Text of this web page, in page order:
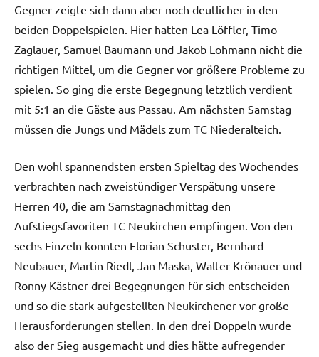
Gegner zeigte sich dann aber noch deutlicher in den
beiden Doppelspielen. Hier hatten Lea Löffler, Timo
Zaglauer, Samuel Baumann und Jakob Lohmann nicht die
richtigen Mittel, um die Gegner vor größere Probleme zu
spielen. So ging die erste Begegnung letztlich verdient
mit 5:1 an die Gäste aus Passau. Am nächsten Samstag
müssen die Jungs und Mädels zum TC Niederalteich.
Den wohl spannendsten ersten Spieltag des Wochendes
verbrachten nach zweistündiger Verspätung unsere
Herren 40, die am Samstagnachmittag den
Aufstiegsfavoriten TC Neukirchen empfingen. Von den
sechs Einzeln konnten Florian Schuster, Bernhard
Neubauer, Martin Riedl, Jan Maska, Walter Krönauer und
Ronny Kästner drei Begegnungen für sich entscheiden
und so die stark aufgestellten Neukirchener vor große
Herausforderungen stellen. In den drei Doppeln wurde
also der Sieg ausgemacht und dies hätte aufregender